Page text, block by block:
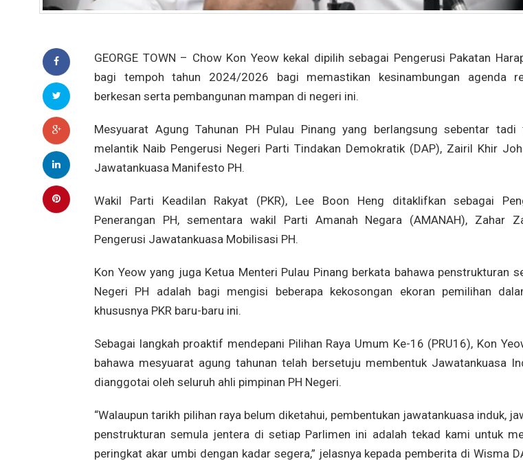
GEORGE TOWN – Chow Kon Yeow kekal dipilih sebagai Pengerusi Pakatan
bagi tempoh tahun 2024/2026 bagi memastikan kesinambungan agenda
berkesan serta pembangunan mampan di negeri ini.
Mesyuarat Agung Tahunan PH Pulau Pinang yang berlangsung sebentar
melantik Naib Pengerusi Negeri Parti Tindakan Demokratik (DAP), Zairil Khir
Jawatankuasa Manifesto PH.
Wakil Parti Keadilan Rakyat (PKR), Lee Boon Heng ditaklifkan sebagai
Penerangan PH, sementara wakil Parti Amanah Negara (AMANAH), Zahar
Pengerusi Jawatankuasa Mobilisasi PH.
Kon Yeow yang juga Ketua Menteri Pulau Pinang berkata bahawa penstrukturan
Negeri PH adalah bagi mengisi beberapa kekosongan ekoran pemilihan
khususnya PKR baru-baru ini.
Sebagai langkah proaktif mendepani Pilihan Raya Umum Ke-16 (PRU16), Kon
bahawa mesyuarat agung tahunan telah bersetuju membentuk Jawatankuasa
dianggotai oleh seluruh ahli pimpinan PH Negeri.
“Walaupun tarikh pilihan raya belum diketahui, pembentukan jawatankuasa induk,
penstrukturan semula jentera di setiap Parlimen ini adalah tekad kami untuk
peringkat akar umbi dengan kadar segera,” jelasnya kepada pemberita di Wisma